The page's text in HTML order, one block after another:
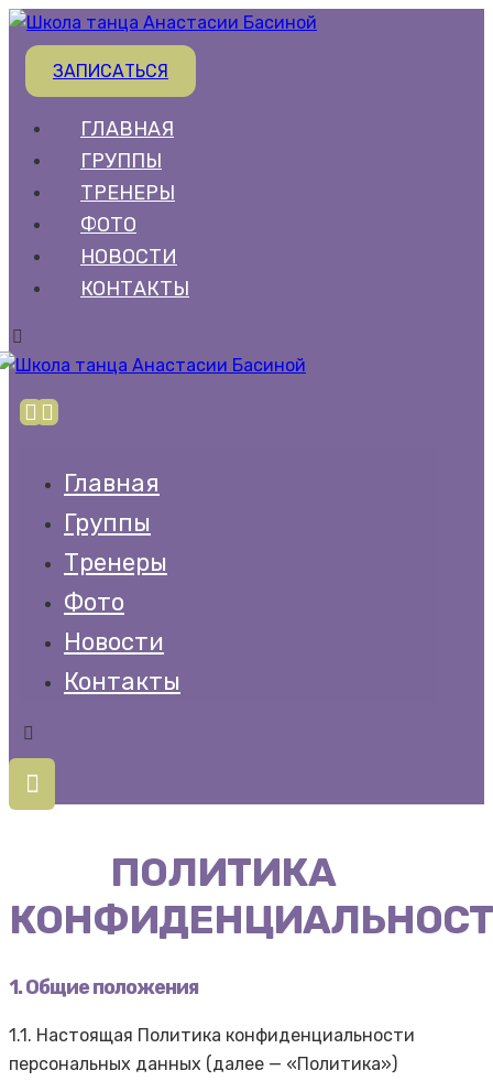
ЗАПИСАТЬСЯ
ГЛАВНАЯ
ГРУППЫ
ТРЕНЕРЫ
ФОТО
НОВОСТИ
КОНТАКТЫ
Главная
Группы
Тренеры
Фото
Новости
Контакты
ПОЛИТИКА
1. Общие положения
1.1. Настоящая Политика конфиденциальности
персональных данных (далее — «Политика»)